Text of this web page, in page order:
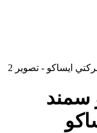
ناک پژو 405 و سمند